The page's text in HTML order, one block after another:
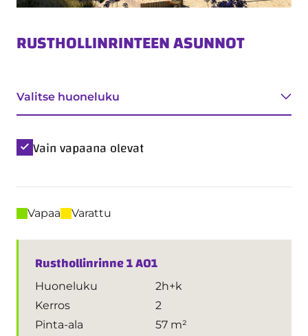
RUSTHOLLINRINTEEN ASUNNOT
Tyyppi
Valitse huoneluku
Vain vapaana olevat
Vapaa Varattu
Rusthollinrinne 1 A01
Huoneluku
2h+k
Kerros
2
Pinta-ala
57 m²